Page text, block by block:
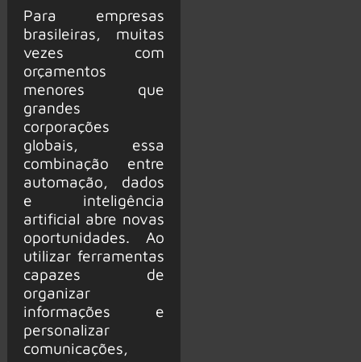
Para empresas
brasileiras, muitas
vezes com
orçamentos
menores que
grandes
corporações
globais, essa
combinação entre
automação, dados
e inteligência
artificial abre novas
oportunidades. Ao
utilizar ferramentas
capazes de
organizar
informações e
personalizar
comunicações,